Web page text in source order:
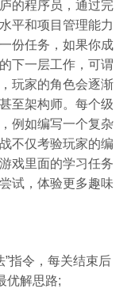
的程序员，通过完
平和项目管理能力
份任务，如果你成
下一层工作，可谓
玩家的角色会逐渐
至架构师。每个级
例如编写一个复杂
不仅考验玩家的编
戏里面的学习任务
试，体验更多趣味
”指令，每关结束后
优解思路;